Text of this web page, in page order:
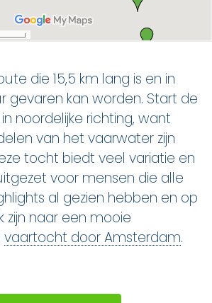
vragen
voorwaarden
die 15,5 km lang is en in
gevaren kan worden. Start de
noordelijke richting, want
van het vaarwater zijn
tocht biedt veel variatie en
voor mensen die alle
al gezien hebben en op
zijn naar een mooie
vaartocht door Amsterdam.